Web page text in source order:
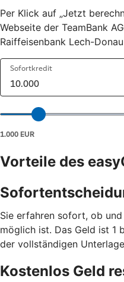
Per Klick auf „Jetzt
Webseite der TeamBank
Raiffeisenbank Lech-
Vorteile des
Sie erfahren sofort, ob
möglich ist. Das Geld ist 1
der vollständigen
Kostenlos Geld